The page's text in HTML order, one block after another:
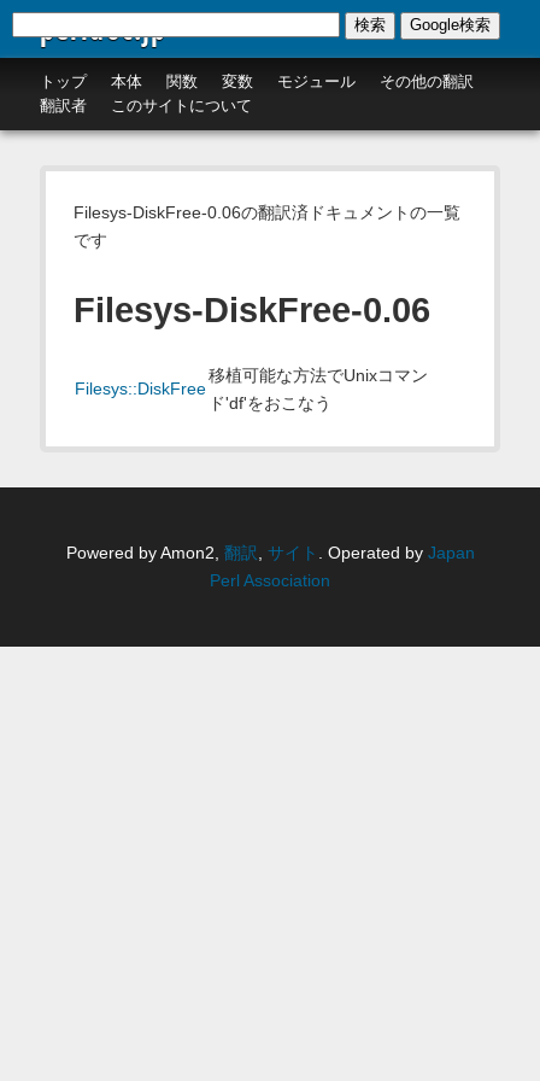
perldoc.jp
トップ 本体 関数 変数 モジュール
その他の翻訳
翻訳者
このサイトについて
検索 Google検索
Filesys-DiskFree-0.06の翻訳済ドキュメントの一覧
です
Filesys-DiskFree-0.06
Filesys::DiskFree
移植可能な方法でUnixコマン
ド'df'をおこなう
Powered by Amon2, 翻訳 サイト . Operated by Japan
Perl Association